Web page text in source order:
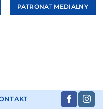
PATRONAT MEDIALNY